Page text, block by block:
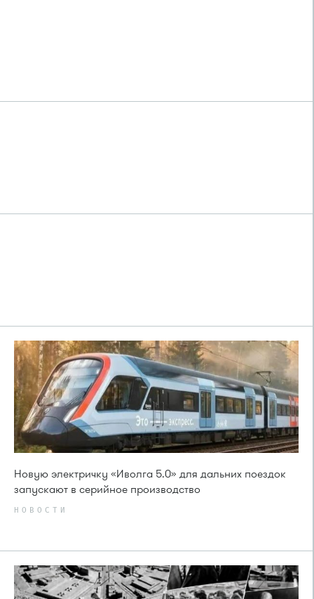
Новую электричку «Иволга 5.0» для дальних поездок
запускают в серийное производство
НОВОСТИ